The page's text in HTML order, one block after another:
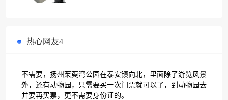
热心网友4
不需要，扬州茱萸湾公园在泰安镇向北，里面除了游览风景
外，还有动物园，只需要买一次门票就可以了，到动物园去
并要再买票，更不需要身份证的。